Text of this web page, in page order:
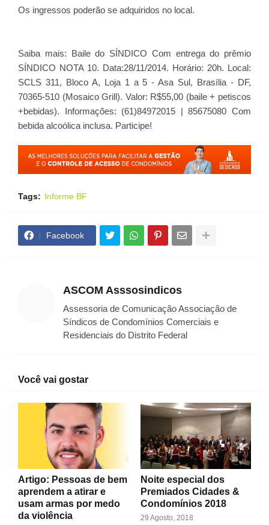
Os ingressos poderão se adquiridos no local.
Saiba mais: Baile do SÍNDICO Com entrega do prêmio
SÍNDICO NOTA 10. Data:28/11/2014. Horário: 20h. Local:
SCLS 311, Bloco A, Loja 1 a 5 - Asa Sul, Brasília - DF,
70365-510 (Mosaico Grill). Valor: R$55,00 (baile + petiscos
+bebidas). Informações: (61)84972015 | 85675080 Com
bebida alcoólica inclusa. Participe!
Tags: Informe BF
Facebook
ASCOM Asssosindicos
Assessoria de Comunicação Associação de
Síndicos de Condomínios Comerciais e
Residenciais do Distrito Federal
Você vai gostar
Artigo: Pessoas de bem
aprendem a atirar e
usam armas por medo
da violência
Noite especial dos
Premiados Cidades &
Condomínios 2018
29 Agosto, 2018